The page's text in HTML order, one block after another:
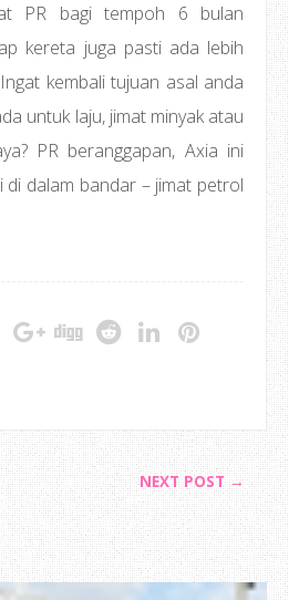
PR bagi tempoh 6 bulan
kereta juga pasti ada lebih
kembali tujuan asal anda
untuk laju, jimat minyak atau
PR beranggapan, Axia ini
di dalam bandar – jimat petrol
NEXT POST →